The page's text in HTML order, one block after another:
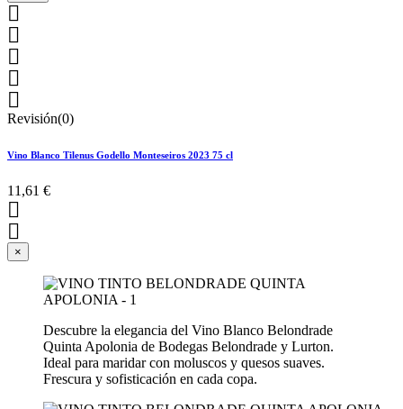





Revisión(0)
Vino Blanco Tilenus Godello Monteseiros 2023 75 cl
11,61 €


×
Descubre la elegancia del Vino Blanco Belondrade
Quinta Apolonia de Bodegas Belondrade y Lurton.
Ideal para maridar con moluscos y quesos suaves.
Frescura y sofisticación en cada copa.